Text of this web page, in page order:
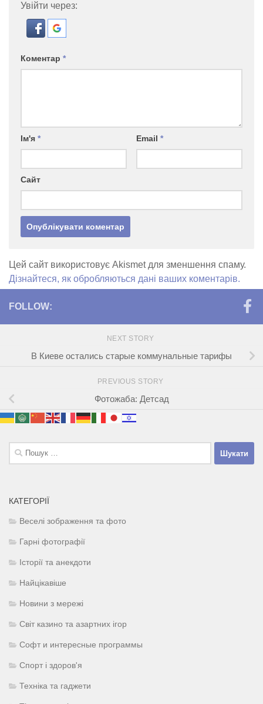
Увійти через:
Коментар *
Ім'я * Email *
Сайт
Цей сайт використовує Akismet для зменшення спаму.
Дізнайтеся, як обробляються дані ваших коментарів.
FOLLOW:
NEXT STORY
В Киеве остались старые коммунальные тарифы
PREVIOUS STORY
Фотожаба: Детсад
Пошук:
КАТЕГОРІЇ
Веселі зображення та фото
Гарні фотографії
Історії та анекдоти
Найцікавіше
Новини з мережі
Світ казино та азартних ігор
Софт и интересные программы
Спорт і здоров'я
Техніка та гаджети